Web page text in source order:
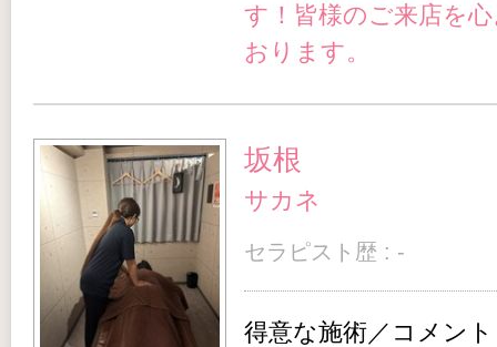
す！皆様のご来店を
おります。
坂根
サカネ
セラピスト歴 : -
得意な施術／コメント